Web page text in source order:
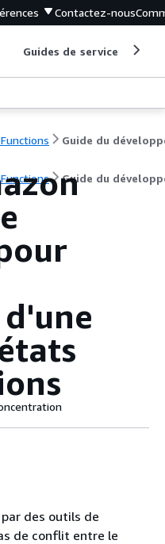
Contactez-nous
Guides de service
Guide du
Guide du
des outils de
de conflit entre le